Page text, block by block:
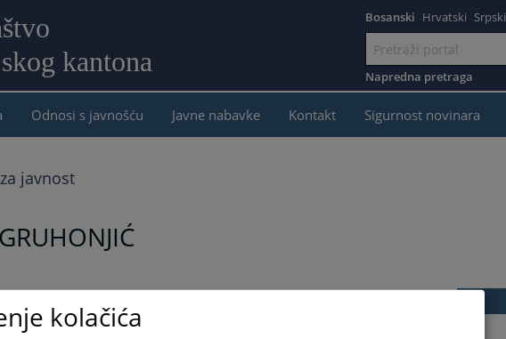
kantona
sadržaj
Bosanski Hrvatski Srpski
Napredna pretraga
Odnosi s javnošću Javne nabavke Kontakt Sigurnost novinara
javnost
dana 27.04.2026. godine preminuo Muhamed Gruhonjić, bivši
tužilaštva u Bijeljini koji je bio u penziji.
kolačića